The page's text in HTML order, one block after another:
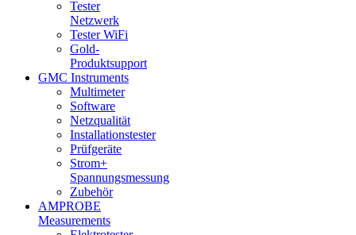
Tester
Netzwerk
Tester WiFi
Gold-
Produktsupport
GMC Instruments
Multimeter
Software
Netzqualität
Installationstester
Prüfgeräte
Strom+
Spannungsmessung
Zubehör
AMPROBE
Measurements